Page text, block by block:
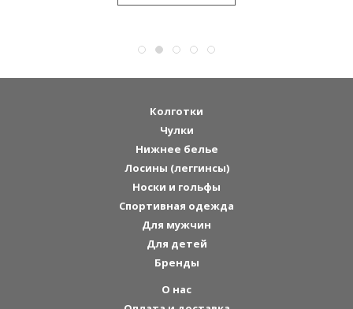
Колготки
Чулки
Нижнее белье
Лосины (леггинсы)
Носки и гольфы
Спортивная одежда
Для мужчин
Для детей
Бренды
О нас